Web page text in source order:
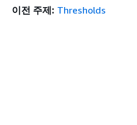
이전 주제: Thresholds